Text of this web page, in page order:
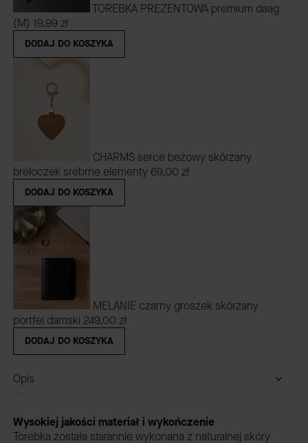
TOREBKA PREZENTOWA premium daag
(M) 19,99 zł
DODAJ DO KOSZYKA
CHARMS serce beżowy skórzany
breloczek srebrne elementy 69,00 zł
DODAJ DO KOSZYKA
MELANIE czarny groszek skórzany
portfel damski 249,00 zł
DODAJ DO KOSZYKA
Opis
Wysokiej jakości materiał i wykończenie
Torebka została starannie wykonana z naturalnej skóry